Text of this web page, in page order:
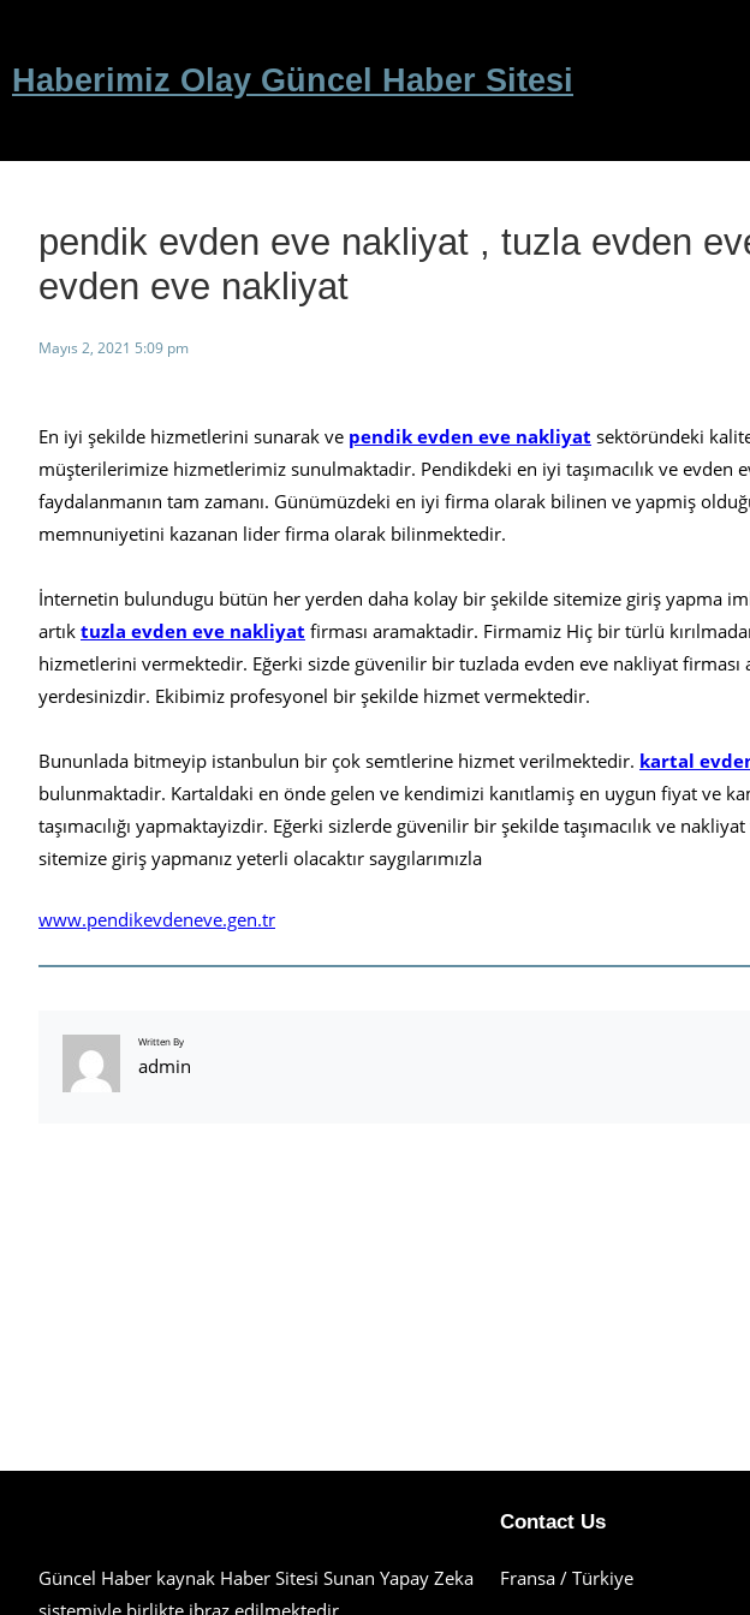
Haberimiz Olay Güncel Haber Sitesi
pendik evden eve nakliyat , tuzla evden
evden eve nakliyat
Mayıs 2, 2021 5:09 pm
En iyi şekilde hizmetlerini sunarak ve pendik evden eve nakliyat sektöründeki
müşterilerimize hizmetlerimiz sunulmaktadir. Pendikdeki en iyi taşımacılık ve evden
faydalanmanın tam zamanı. Günümüzdeki en iyi firma olarak bilinen ve yapmiş
memnuniyetini kazanan lider firma olarak bilinmektedir.
İnternetin bulundugu bütün her yerden daha kolay bir şekilde sitemize giriş yapma
artıktuzla evden eve nakliyat firması aramaktadir. Firmamiz Hiç bir türlü
hizmetlerini vermektedir. Eğerki sizde güvenilir bir tuzlada evden eve nakliyat firması
yerdesinizdir. Ekibimiz profesyonel bir şekilde hizmet vermektedir.
Bununlada bitmeyip istanbulun bir çok semtlerine hizmet verilmektedir. kartal
bulunmaktadir. Kartaldaki en önde gelen ve kendimizi kanıtlamiş en uygun fiyat ve
taşımacılığı yapmaktayizdir. Eğerki sizlerde güvenilir bir şekilde taşımacılık ve
sitemize giriş yapmanız yeterli olacaktır saygılarımızla
www.pendikevdeneve.gen.tr
Written By
admin
Güncel Haber kaynak Haber Sitesi Sunan Yapay Zeka
Contact Us
Fransa / Türkiye